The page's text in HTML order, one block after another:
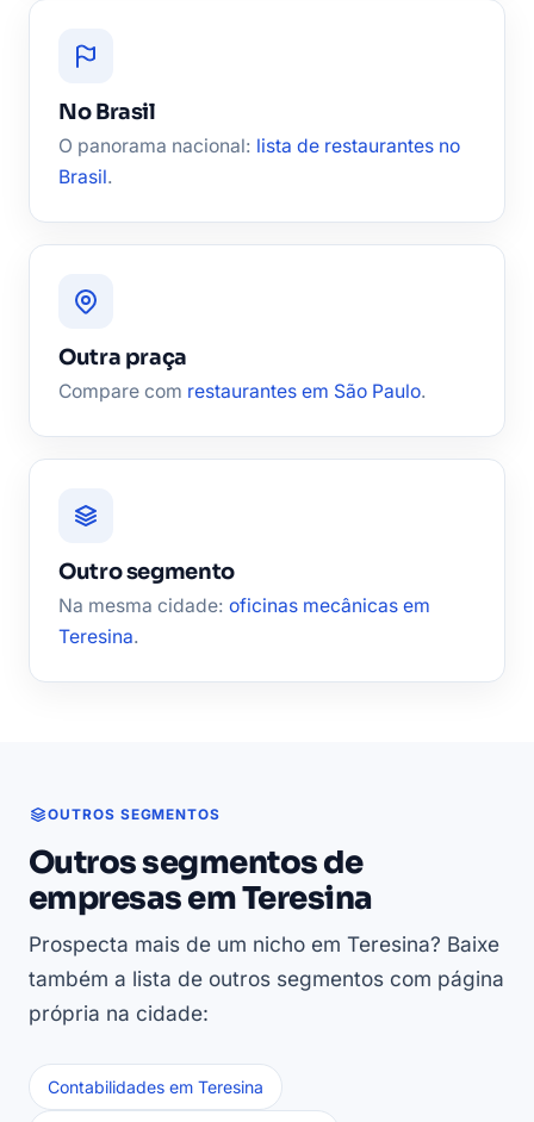
No Brasil
O panorama nacional: lista de restaurantes no
Brasil.
Outra praça
Compare com restaurantes em São Paulo.
Outro segmento
Na mesma cidade: oficinas mecânicas em
Teresina.
OUTROS SEGMENTOS
Outros segmentos de
empresas em Teresina
Prospecta mais de um nicho em Teresina? Baixe
também a lista de outros segmentos com página
própria na cidade:
Contabilidades em Teresina